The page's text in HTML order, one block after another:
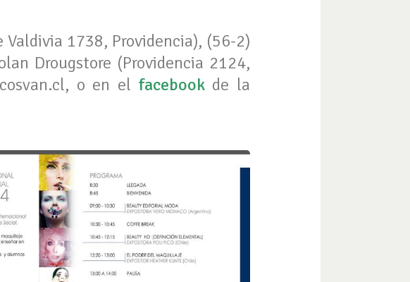
Valdivia 1738, Providencia), (56-2)
Drougstore (Providencia 2124,
, o en el facebookde la